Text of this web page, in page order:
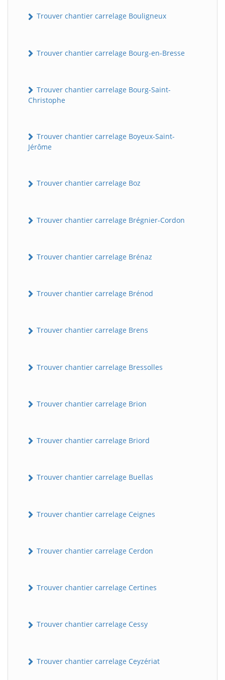
Trouver chantier carrelage Bouligneux
Trouver chantier carrelage Bourg-en-Bresse
Trouver chantier carrelage Bourg-Saint-
Christophe
Trouver chantier carrelage Boyeux-Saint-
Jérôme
Trouver chantier carrelage Boz
Trouver chantier carrelage Brégnier-Cordon
Trouver chantier carrelage Brénaz
Trouver chantier carrelage Brénod
Trouver chantier carrelage Brens
Trouver chantier carrelage Bressolles
Trouver chantier carrelage Brion
Trouver chantier carrelage Briord
Trouver chantier carrelage Buellas
Trouver chantier carrelage Ceignes
Trouver chantier carrelage Cerdon
Trouver chantier carrelage Certines
Trouver chantier carrelage Cessy
Trouver chantier carrelage Ceyzériat